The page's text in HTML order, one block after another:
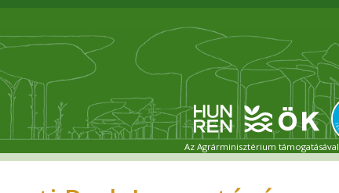
Az Agrárminisztérium támogatásával